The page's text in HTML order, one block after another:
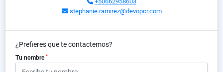
stephanie.ramirez@devopcr.com
¿Prefieres que te contactemos?
Tu nombre *